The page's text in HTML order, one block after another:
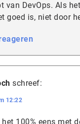
van DevOps. Als
goed is, niet door
schreef:
12:22
het 100% eens met